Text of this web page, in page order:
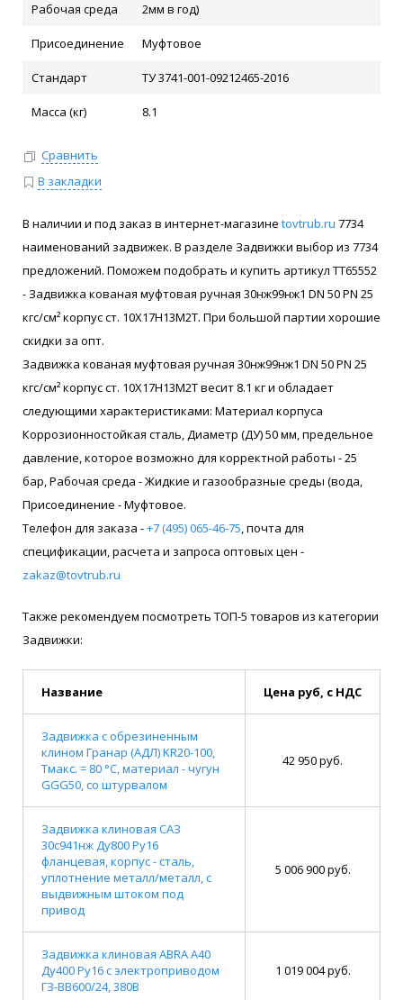
Рабочая среда 2мм в год)
Присоединение Муфтовое
Стандарт ТУ 3741-001-09212465-2016
Масса (кг) 8.1
Сравнить
В закладки
В наличии и под заказ в интернет-магазине tovtrub.ru 7734
наименований задвижек. В разделе Задвижки выбор из 7734
предложений. Поможем подобрать и купить артикул ТТ65552
- Задвижка кованая муфтовая ручная 30нж99нж1 DN 50 PN 25
кгс/см² корпус ст. 10Х17Н13М2Т. При большой партии хорошие
скидки за опт.
Задвижка кованая муфтовая ручная 30нж99нж1 DN 50 PN 25
кгс/см² корпус ст. 10Х17Н13М2Т весит 8.1 кг и обладает
следующими характеристиками: Материал корпуса
Коррозионностойкая сталь, Диаметр (ДУ) 50 мм, предельное
давление, которое возможно для корректной работы - 25
бар, Рабочая среда - Жидкие и газообразные среды (вода,
Присоединение - Муфтовое.
Телефон для заказа -+7 (495) 065-46-75 , почта для
спецификации, расчета и запроса оптовых цен -
zakaz@tovtrub.ru
Также рекомендуем посмотреть ТОП-5 товаров из категории
Задвижки:
Название Цена руб, с НДС
Задвижка с обрезиненным
клином Гранар (АДЛ) KR20-100,
Тмакс. = 80 °С, материал - чугун
GGG50, со штурвалом
42 950 руб.
Задвижка клиновая САЗ
30с941нж Ду800 Ру16
фланцевая, корпус - сталь,
уплотнение металл/металл, с
выдвижным штоком под
привод
5 006 900 руб.
Задвижка клиновая ABRA A40
Ду400 Ру16 с электроприводом
ГЗ-ВВ600/24, 380В
1 019 004 руб.